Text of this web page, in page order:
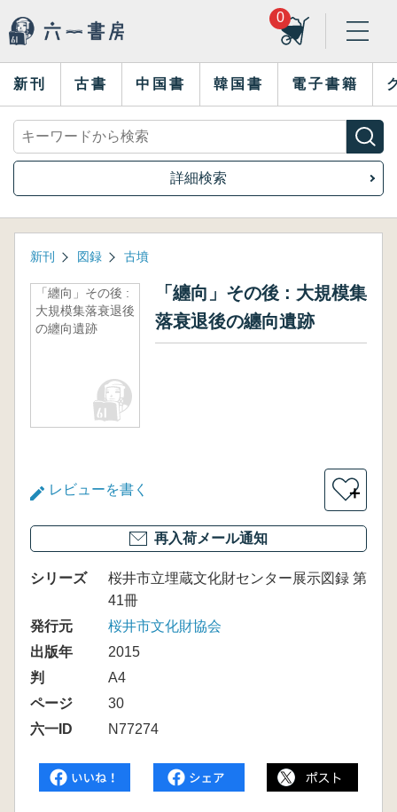
0
新刊 古書 中国書 韓国書 電子書籍
詳細検索
新刊 図録 古墳
「纏向」その後 :
大規模集落衰退後
の纏向遺跡
「纏向」その後 : 大規模集
落衰退後の纏向遺跡
レビューを書く ＋
再入荷メール通知
シリーズ
桜井市立埋蔵文化財センター展示図録 第
41冊
発行元
桜井市文化財協会
出版年
2015
判
A4
ページ
30
六一ID
N77274